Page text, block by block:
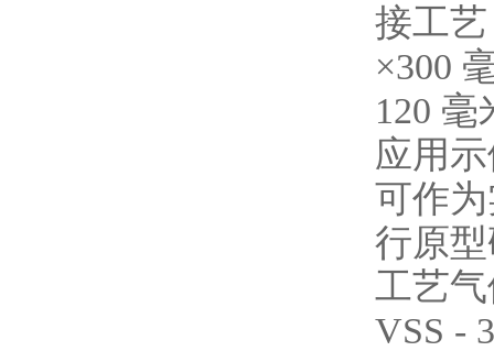
接工
×300
120 毫
应用
可作
行原
工艺
VSS -